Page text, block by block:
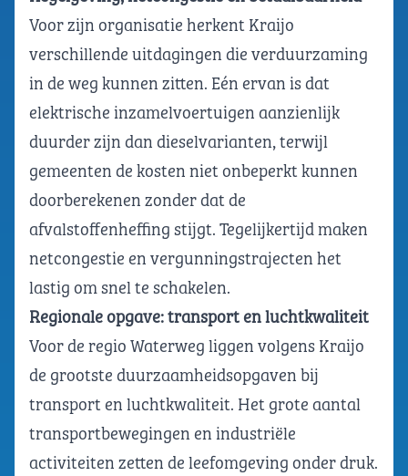
Voor zijn organisatie herkent Kraijo
verschillende uitdagingen die verduurzaming
in de weg kunnen zitten. Eén ervan is dat
elektrische inzamelvoertuigen aanzienlijk
duurder zijn dan dieselvarianten, terwijl
gemeenten de kosten niet onbeperkt kunnen
doorberekenen zonder dat de
afvalstoffenheffing stijgt. Tegelijkertijd maken
netcongestie en vergunningstrajecten het
lastig om snel te schakelen.
Regionale opgave: transport en luchtkwaliteit
Voor de regio Waterweg liggen volgens Kraijo
de grootste duurzaamheidsopgaven bij
transport en luchtkwaliteit. Het grote aantal
transportbewegingen en industriële
activiteiten zetten de leefomgeving onder druk.